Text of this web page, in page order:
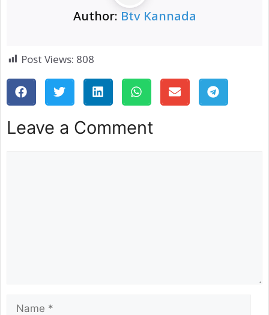
Author: Btv Kannada
Post Views: 808
Leave a Comment